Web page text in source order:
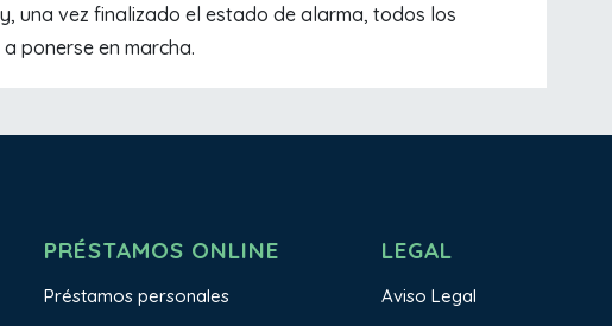
una vez finalizado el estado de alarma, todos los
ponerse en marcha.
PRÉSTAMOS ONLINE
Préstamos personales
LEGAL
Aviso Legal